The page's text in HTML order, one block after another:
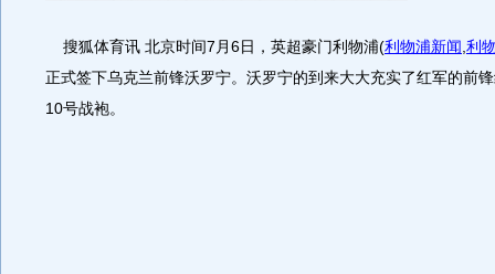
搜狐体育讯 北京时间7月6日，英超豪门利物浦(利物浦新闻 利
正式签下乌克兰前锋沃罗宁。沃罗宁的到来大大充实了红军的前
10号战袍。